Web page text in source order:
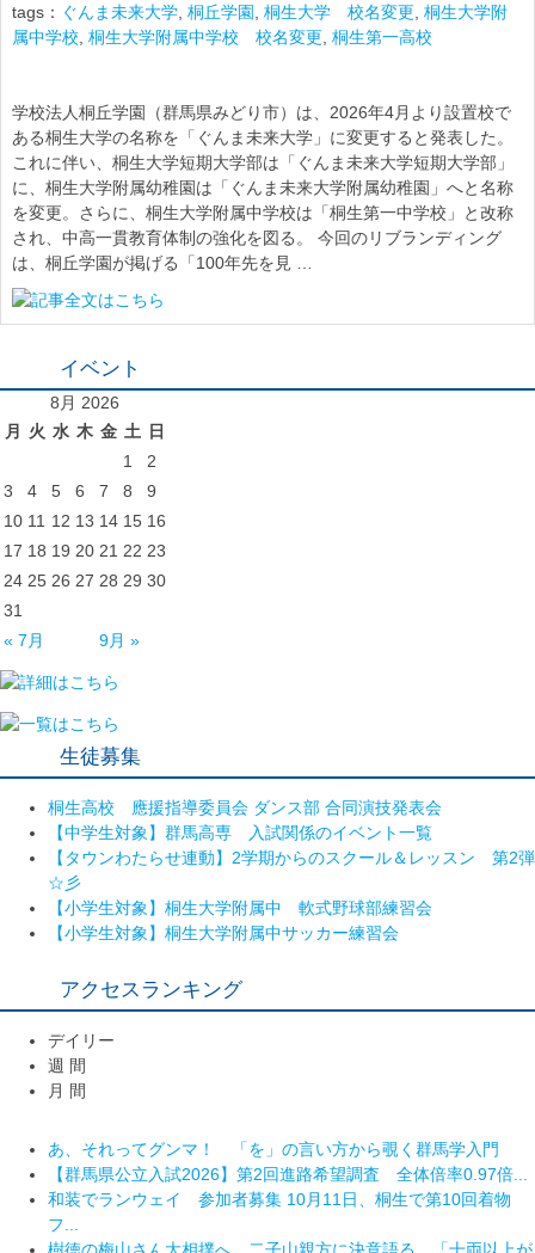
tags： ぐんま未来大学 桐丘学園 桐生大学 校名変更 桐生大学附
属中学校 桐生大学附属中学校 校名変更 桐生第一高校
学校法人桐丘学園（群馬県みどり市）は、2026年4月より設置校で
ある桐生大学の名称を「ぐんま未来大学」に変更すると発表した。
これに伴い、桐生大学短期大学部は「ぐんま未来大学短期大学部」
に、桐生大学附属幼稚園は「ぐんま未来大学附属幼稚園」へと名称
を変更。さらに、桐生大学附属中学校は「桐生第一中学校」と改称
され、中高一貫教育体制の強化を図る。 今回のリブランディング
は、桐丘学園が掲げる「100年先を見 …
イベント
8月 2026
月
火 水 木 金 土
日
1
2
3
4 5 6 7 8
9
10 11 12 13 14 15 16
17 18 19 20 21 22 23
24 25 26 27 28 29 30
31
« 7月
9月 »
生徒募集
桐生高校 應援指導委員会 ダンス部 合同演技発表会
【中学生対象】群馬高専 入試関係のイベント一覧
【タウンわたらせ連動】2学期からのスクール＆レッスン 第2弾
☆彡
【小学生対象】桐生大学附属中 軟式野球部練習会
【小学生対象】桐生大学附属中サッカー練習会
アクセスランキング
デイリー
週 間
月 間
あ、それってグンマ！ 「を」の言い方から覗く群馬学入門
【群馬県公立入試2026】第2回進路希望調査 全体倍率0.97倍...
和装でランウェイ 参加者募集 10月11日、桐生で第10回着物
フ...
樹徳の梅山さん大相撲へ 二子山親方に決意語る 「十両以上が
あ、それってグンマ！ 「を」の言い方から覗く群馬学入門
樹徳の梅山さん大相撲へ 二子山親方に決意語る 「十両以上が
目標」
和装でランウェイ 参加者募集 10月11日、桐生で第10回着物
フ...
高木美帆さん、古田敦也さんら招き「球都桐生ウィーク2026」
開催...
あ、それってグンマ！ 「を」の言い方から覗く群馬学入門
樹徳の梅山さん大相撲へ 二子山親方に決意語る 「十両以上が
目標」